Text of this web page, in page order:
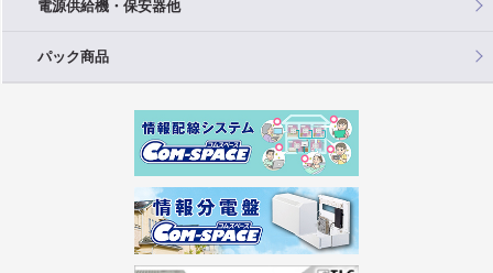
電源供給機・保安器他
パック商品